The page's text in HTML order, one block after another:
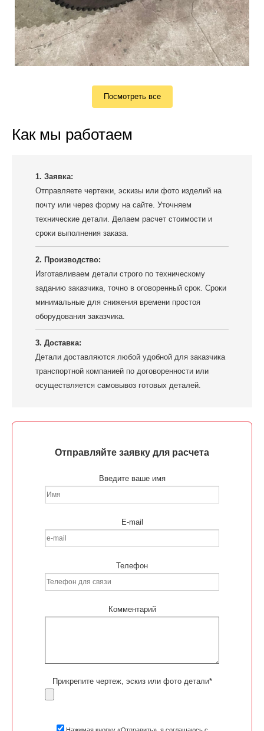
Посмотреть все
Как мы работаем
1. Заявка:
Отправляете чертежи, эскизы или фото изделий на
почту или через форму на сайте. Уточняем
технические детали. Делаем расчет стоимости и
сроки выполнения заказа.
2. Производство:
Изготавливаем детали строго по техническому
заданию заказчика, точно в оговоренный срок. Сроки
минимальные для снижения времени простоя
оборудования заказчика.
3. Доставка:
Детали доставляются любой удобной для заказчика
транспортной компанией по договоренности или
осуществляется самовывоз готовых деталей.
Отправляйте заявку для расчета
Введите ваше имя
E-mail
Телефон
Комментарий
Прикрепите чертеж, эскиз или фото детали*